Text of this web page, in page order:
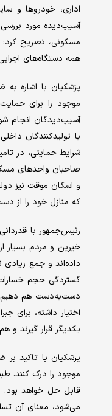
اداری، خودروها و
آسیب‌دیده مورد
مسکونی، تصریح کرد:
همه دستگاه‌های
پزشکیان با اشاره
موجود را برای
آسیب‌دیدگان انجام
با تولیدکنندگان
شرایط حمایتی، در
صاحبان واحدهای
و اسکان موقت نیز
که منازل خود را از
رئیس‌جمهور با
خیرین و مردم بسیار
داده‌اند و جمع زیادی
گستردگی حجم
دست‌به‌دست هم دهیم
اختیار داشته، برای
یکدیگر قرار گیرند و
پزشکیان با تاکید
موجود را درک کنند.
قابل حل خواهد بود.
می‌شود، معنای آن